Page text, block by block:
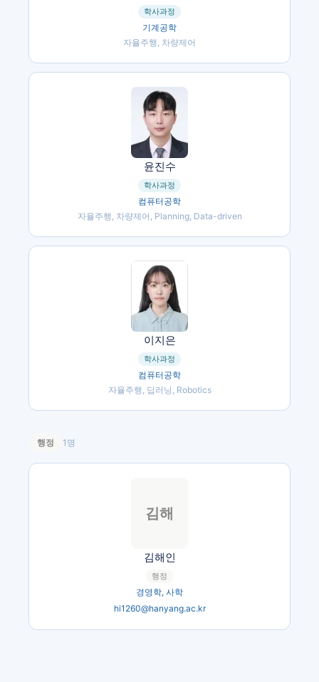
학사과정
기계공학
자율주행, 차량제어
윤진수
학사과정
컴퓨터공학
자율주행, 차량제어, Planning, Data-driven
이지은
학사과정
컴퓨터공학
자율주행, 딥러닝, Robotics
행정 1 명
김해
김해인
행정
경영학, 사학
hi1260@hanyang.ac.kr